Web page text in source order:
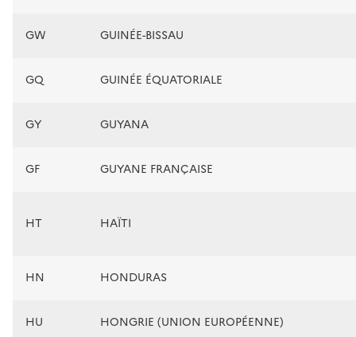
GW GUINÉE-BISSAU
GQ GUINÉE ÉQUATORIALE
GY GUYANA
GF GUYANE FRANÇAISE
HT HAÏTI
HN HONDURAS
HU HONGRIE (UNION EUROPÉENNE)